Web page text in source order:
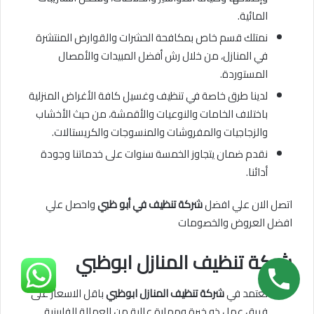
المائية.
نمتلك قسم خاص بمكافحة الحشرات والقوارض المنتشرة
في المنازل، من خلال رش أفضل المبيدات والأمصال
المستوردة.
لدينا طرق خاصة في تنظيف وغسيل كافة الأغراض المنزلية
باختلاف الخامات والنوعيات والأقمشة، من حيث الأخشاب
والزجاجيات والمفروشات والمنسوجات والكريستالات.
نقدم ضمان يتجاوز الخمسة سنوات على خدماتنا وجودة
أدائنا.
اتصل الان علي افضلشركة تنظيف في أبو ظبيواحصل علي
افضل العروض والخصومات
شركة تنظيف المنازل ابوظبي
نعتمد فيشركة تنظيف المنازل ابوظبيباقل الاسعارعلى